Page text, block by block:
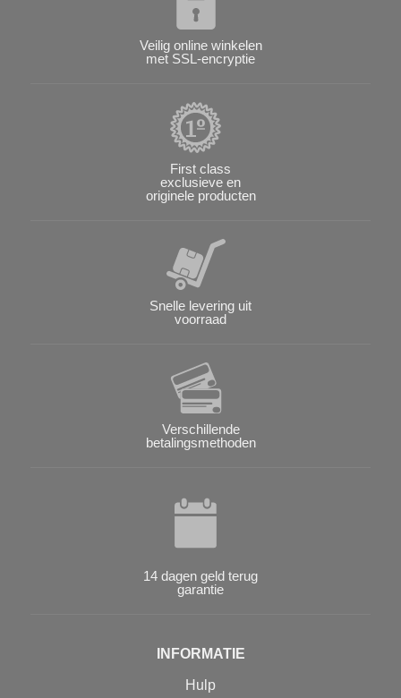
Veilig online winkelen
met SSL-encryptie
First class
exclusieve en
originele producten
Snelle levering uit
voorraad
Verschillende
betalingsmethoden
14 dagen geld terug
garantie
INFORMATIE
Hulp